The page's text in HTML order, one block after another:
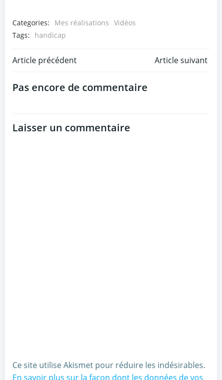
Categories: Mes réalisations Vidéos
Tags:
handicap
Post
navigation
Article précédent
navigation
Article suivant
Pas encore de commentaire
Laisser un commentaire
Ce site utilise Akismet pour réduire les indésirables.
En savoir plus sur la façon dont les données de vos